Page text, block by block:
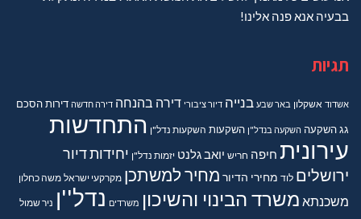
בבעיה אנא פנה אלינו!
תגיות
אשדוד אשקלון באר שבע בנייה דיור ציבורי דירה בהנחה דירה חדשה דירותהסכם
גגהשקעה השקעה בנדל"ן השקעות השקעות נדל"ן התחדשות
עירונית חיפה חריש יואב גלנט יזמות נדל"ן יחידות דיור
ירושלים לוד מחירי הדיור מחיר למשתכן מקרקעי ישראל משה כחלון
משכנתא משרד הבינוי והשיכון משרדים נדל''ן ניר שמול